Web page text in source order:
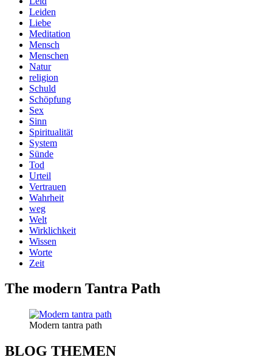
Leiden
Liebe
Meditation
Mensch
Menschen
Natur
religion
Schuld
Schöpfung
Sex
Sinn
Spiritualität
System
Sünde
Tod
Urteil
Vertrauen
Wahrheit
weg
Welt
Wirklichkeit
Wissen
Worte
Zeit
The modern Tantra Path
Modern tantra path
BLOG THEMEN